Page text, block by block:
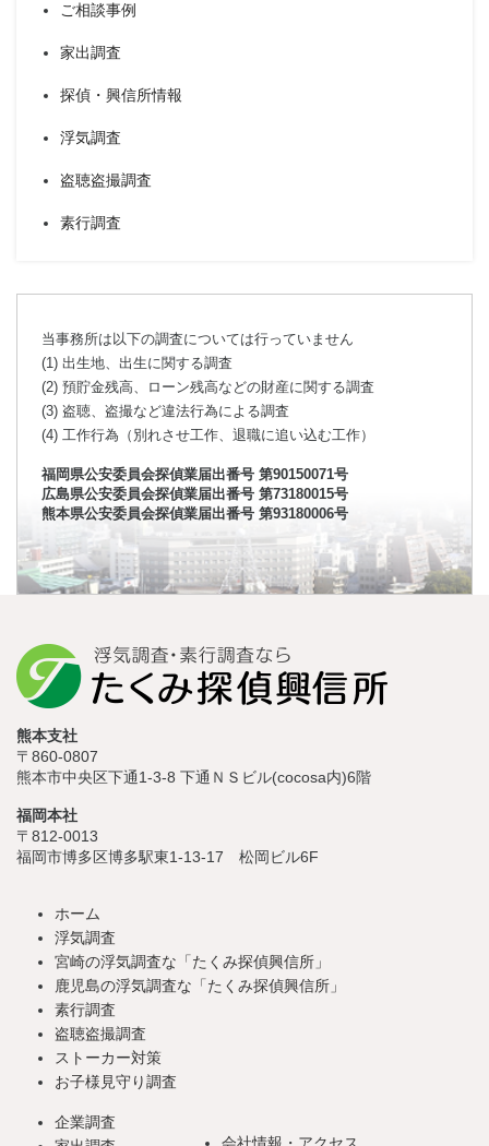
ご相談事例
家出調査
探偵・興信所情報
浮気調査
盗聴盗撮調査
素行調査
当事務所は以下の調査については行っていません
(1) 出生地、出生に関する調査
(2) 預貯金残高、ローン残高などの財産に関する調査
(3) 盗聴、盗撮など違法行為による調査
(4) 工作行為（別れさせ工作、退職に追い込む工作）
福岡県公安委員会探偵業届出番号 第90150071号
広島県公安委員会探偵業届出番号 第73180015号
熊本県公安委員会探偵業届出番号 第93180006号
熊本支社
〒860-0807
熊本市中央区下通1-3-8 下通ＮＳビル(cocosa内)6階
福岡本社
〒812-0013
福岡市博多区博多駅東1-13-17 松岡ビル6F
ホーム
浮気調査
宮崎の浮気調査な「たくみ探偵興信所」
鹿児島の浮気調査な「たくみ探偵興信所」
素行調査
盗聴盗撮調査
ストーカー対策
お子様見守り調査
企業調査